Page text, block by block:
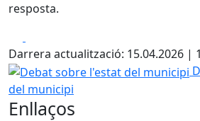
resposta.
Darrera actualització: 15.04.2026 |
Debat sobre l'estat del municipi
del municipi
Enllaços